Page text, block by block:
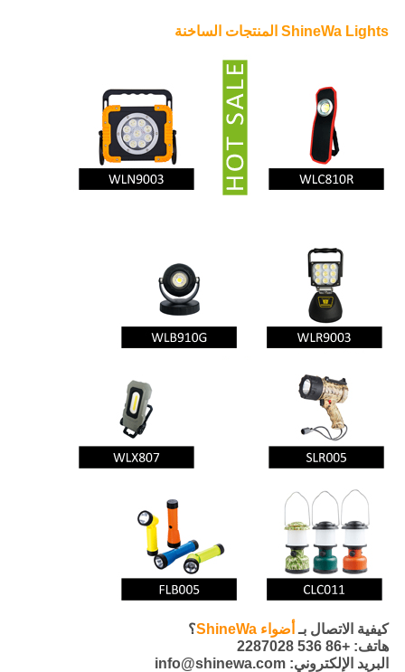
ShineWa Lights المنتجات الساخنة
كيفية الاتصال بـ أضواء ShineWa
؟
هاتف: +86 536 2287028
البريد الإلكتروني: info@shinewa.com